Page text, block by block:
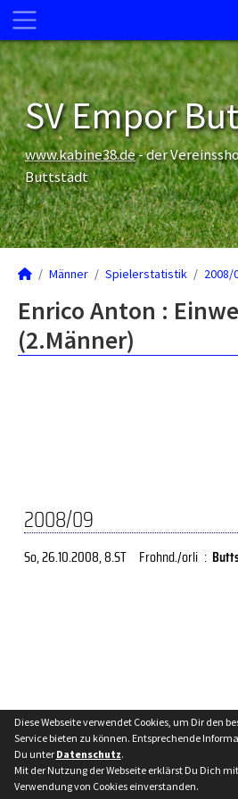
SV Empor
www.kabine38.de- der
Buttstädt
Männer Spielerstatistik 2008/
Enrico Anton :
(2.Männer)
2008/09
So, 26.10.2008, 8.ST Frohnd./orli :
© 2006 - 2026
Besucherstatistik Impressum
Diese Webseite verwendet Cookies, um Dir den
Service bieten zu können. Entsprechende
Du unter Datenschutz.
Mit der Nutzung der Webseite erklärst Du Dich
Verwendung von Cookies einverstanden.